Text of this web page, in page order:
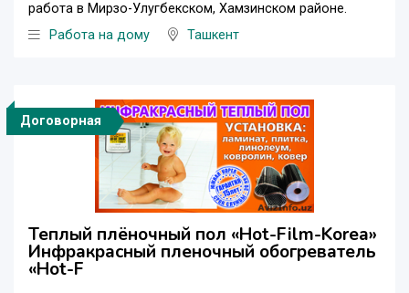
работа в Мирзо-Улугбекском, Хамзинском районе.
Работа на дому
Ташкент
Договорная
Теплый плёночный пол «Hot-Film-Korea»
Инфракрасный пленочный обогреватель
«Hot-F